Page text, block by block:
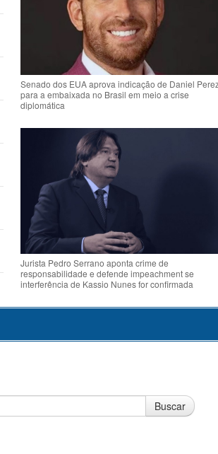
Senado dos EUA aprova indicação de Daniel
para a embaixada no Brasil em meio a crise
diplomática
Jurista Pedro Serrano aponta crime de
responsabilidade e defende impeachment se
interferência de Kassio Nunes for confirmada
Buscar